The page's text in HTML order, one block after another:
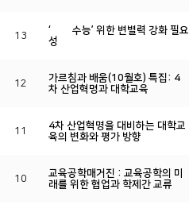
13
‘公正 수능’ 위한 변별력 강화 필요
성
12
가르침과 배움(10월호) 특집: 4
차 산업혁명과 대학교육
11
4차 산업혁명을 대비하는 대학교
육의 변화와 평가 방향
10
교육공학매거진 : 교육공학의 미
래를 위한 협업과 학제간 교류